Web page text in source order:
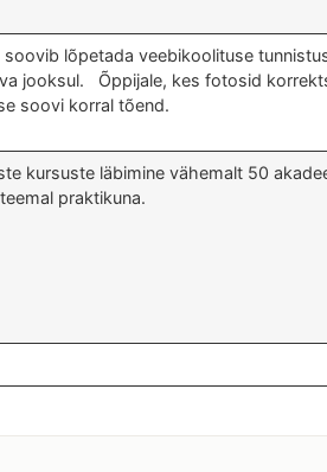
soovib lõpetada veebikoolituse
jooksul. Õppijale, kes fotosid
soovi korral tõend.
kursuste läbimine vähemalt 50
praktikuna.